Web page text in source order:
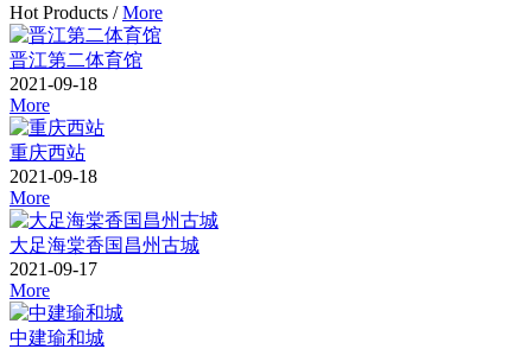
Hot Products / More
晋江第二体育馆
2021-09-18
More
重庆西站
2021-09-18
More
大足海棠香国昌州古城
2021-09-17
More
中建瑜和城